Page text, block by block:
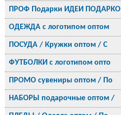
ПРОФ Подарки ИДЕИ ПОДАРКО
ОДЕЖДА с логотипом оптом
ПОСУДА / Кружки оптом / С
ФУТБОЛКИ с логотипом опто
ПРОМО сувениры оптом / По
НАБОРЫ подарочные оптом /